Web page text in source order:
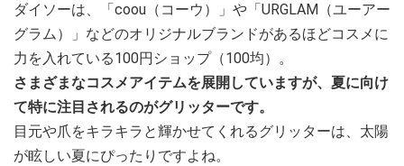
ダイソーは、「coou（コーウ）」や「URGLAM（ユーアー
グラム）」などのオリジナルブランドがあるほどコスメに
力を入れている100円ショップ（100均）。
さまざまなコスメアイテムを展開していますが、夏に向け
て特に注目されるのがグリッターです。
目元や爪をキラキラと輝かせてくれるグリッターは、太陽
が眩しい夏にぴったりですよね。